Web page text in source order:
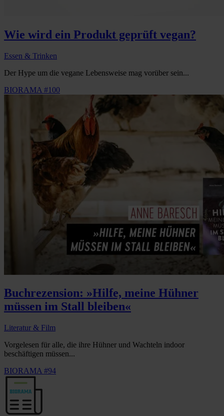
Wie wird ein Produkt geprüft vegan?
Essen & Trinken
Der Hype um die vegane Lebensweise mag vorüber sein...
BIORAMA #100
Buchrezension: »Hilfe, meine Hühner
müssen im Stall bleiben«
Literatur & Film
Vorgelesen für alle, die ihre Hühner und Wachteln indoor
beschäftigen müssen...
BIORAMA #94